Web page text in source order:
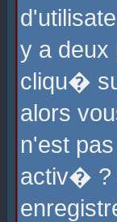
y a
cliqu�
alors
n'est
activ� ?